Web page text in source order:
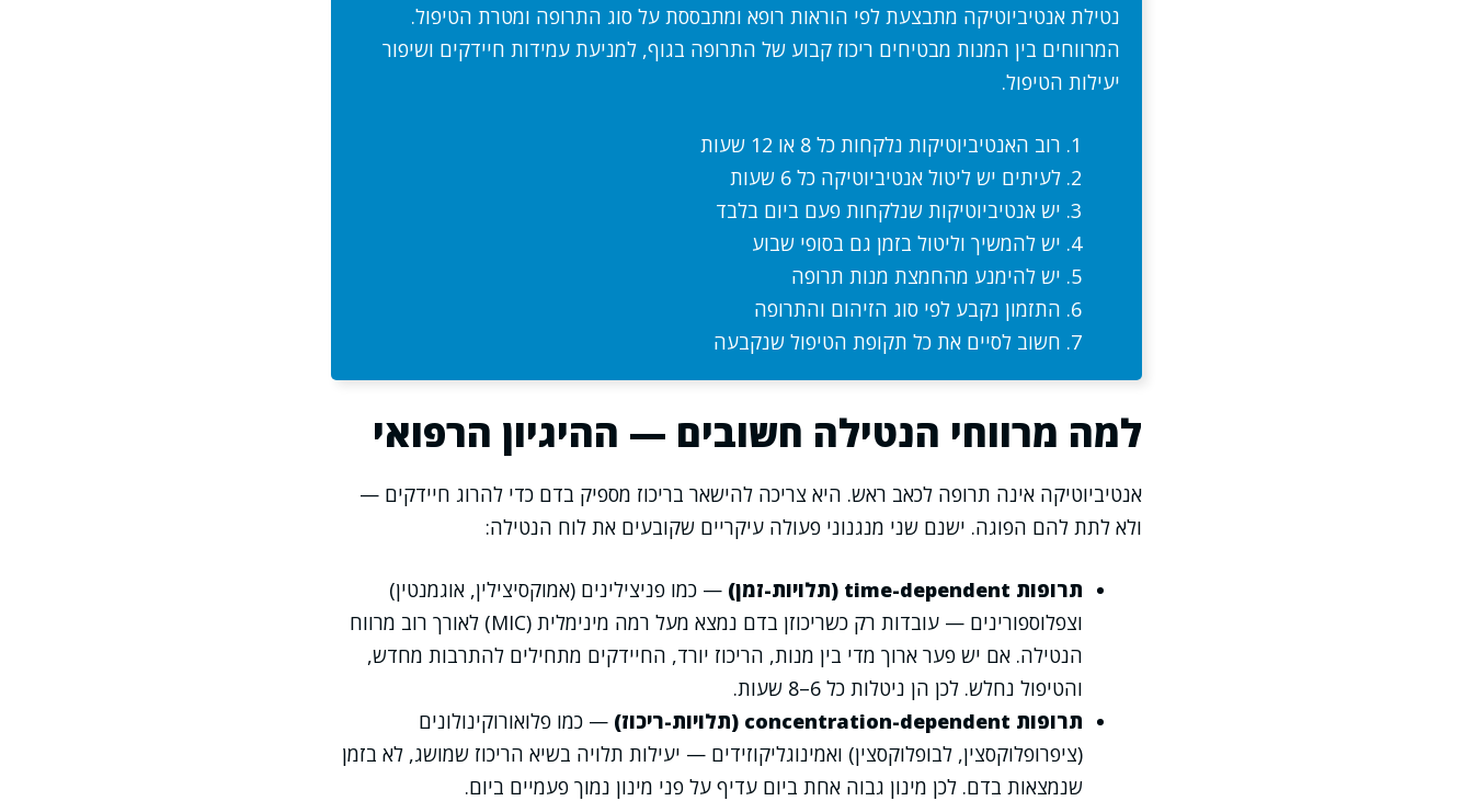
נטילת אנטיביוטיקה מתבצעת לפי הוראות רופא ומתבססת על סוג התרופה ומטרת הטיפול.
המרווחים בין המנות מבטיחים ריכוז קבוע של התרופה בגוף, למניעת עמידות חיידקים ושיפור
יעילות הטיפול.
רוב האנטיביוטיקות נלקחות כל 8 או 12 שעות
לעיתים יש ליטול אנטיביוטיקה כל 6 שעות
יש אנטיביוטיקות שנלקחות פעם ביום בלבד
יש להמשיך וליטול בזמן גם בסופי שבוע
יש להימנע מהחמצת מנות תרופה
התזמון נקבע לפי סוג הזיהום והתרופה
חשוב לסיים את כל תקופת הטיפול שנקבעה
למה מרווחי הנטילה חשובים — ההיגיון הרפואי
אנטיביוטיקה אינה תרופה לכאב ראש. היא צריכה להישאר בריכוז מספיק בדם כדי להרוג חיידקים —
ולא לתת להם הפוגה. ישנם שני מנגנוני פעולה עיקריים שקובעים את לוח הנטילה:
תרופות time-dependent (תלויות-זמן)
— כמו פניצילינים (אמוקסיצילין, אוגמנטין)
וצפלוספורינים — עובדות רק כשריכוזן בדם נמצא מעל רמה מינימלית (MIC) לאורך רוב מרווח
הנטילה. אם יש פער ארוך מדי בין מנות, הריכוז יורד, החיידקים מתחילים להתרבות מחדש,
והטיפול נחלש. לכן הן ניטלות כל 6–8 שעות.
תרופות concentration-dependent (תלויות-ריכוז)
— כמו פלואורוקינולונים
(ציפרופלוקסצין, לבופלוקסצין) ואמינוגליקוזידים — יעילות תלויה בשיא הריכוז שמושג, לא בזמן
שנמצאות בדם. לכן מינון גבוה אחת ביום עדיף על פני מינון נמוך פעמיים ביום.